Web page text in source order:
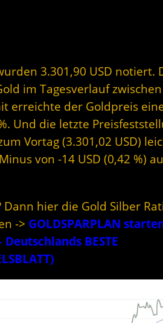
3.301,90 USD notiert.
im Tagesverlauf zwischen
erreichte der Goldpreis
Und die letzte
Vortag (3.301,02 USD)
von -14 USD (0,42 %)
hier die Gold Silber
-> GOLDSPARPLAN
BESTE